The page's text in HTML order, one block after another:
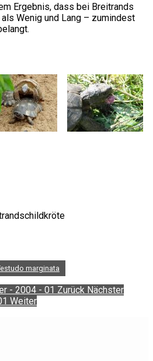
Ergebnis, dass bei Breitrands
Wenig und Lang – zumindest
marginata
- 2004 - 01 Zurück Nächster
Weiter